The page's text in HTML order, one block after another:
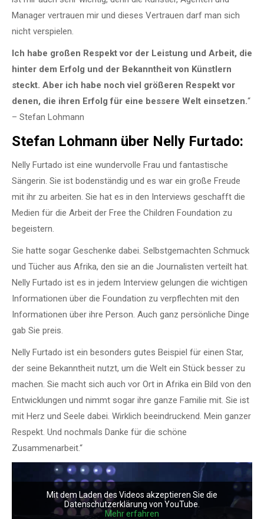
Manager vertrauen mir und dieses Vertrauen darf man sich
nicht verspielen.
Ich habe großen Respekt vor der Leistung und Arbeit, die
hinter dem Erfolg und der Bekanntheit von Künstlern
steckt. Aber ich habe noch viel größeren Respekt vor
denen, die ihren Erfolg für eine bessere Welt einsetzen.“
– Stefan Lohmann
Stefan Lohmann über Nelly Furtado:
Nelly Furtado ist eine wundervolle Frau und fantastische
Sängerin. Sie ist bodenständig und es war ein große Freude
mit ihr zu arbeiten. Sie hat es in den Interviews geschafft die
Medien für die Arbeit der Free the Children Foundation zu
begeistern.
Sie hatte sogar Geschenke dabei. Selbstgemachten Schmuck
und Tücher aus Afrika, den sie an die Journalisten verteilt hat.
Nelly Furtado ist es in jedem Interview gelungen die wichtigen
Informationen über die Foundation zu verpflechten mit den
Informationen über ihre Person. Auch ganz persönliche Dinge
gab Sie preis.
Nelly Furtado ist ein besonders gutes Beispiel für einen Star,
der seine Bekanntheit nutzt, um die Welt ein Stück besser zu
machen. Sie macht sich auch vor Ort in Afrika ein Bild von den
Entwicklungen und nimmt sogar ihre ganze Familie mit. Sie ist
mit Herz und Seele dabei. Wirklich beeindruckend. Mein ganzer
Respekt. Und nochmals Danke für die schöne
Zusammenarbeit.“
Mit dem Laden des Videos akzeptieren Sie die
Datenschutzerklärung von YouTube.
Mehr erfahren